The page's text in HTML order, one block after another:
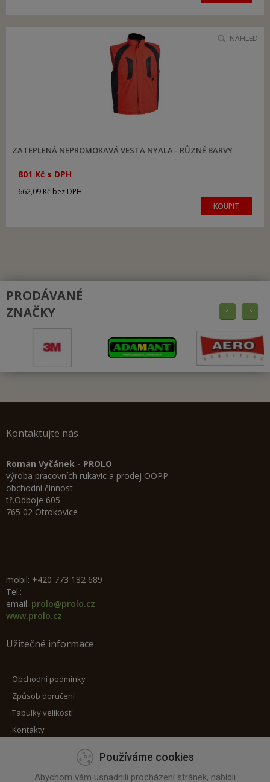
ZATEPLENÁ NEPROMOKAVÁ VESTA NYALA - RŮZNÉ BARVY
801 Kč s DPH
662,09 Kč bez DPH
KOUPIT
NÁHLED
PRODÁVANÉ
ZNAČKY
Kontaktujte nás
Roman Vyčánek - PROLO
výroba pracovních rukavic a prodej OOPP
obchodní činnost
tř.Odboje 605
765 02 Otrokovice
mobil: +420 773 182 689
Tel.:
email: prolo@prolo.cz
www.prolo.cz
Užitečné informace
Obchodní podmínky
Způsob doručení
Tabulky velikostí
Kontakty
Máte zájem o zaslání novinek?
Používáme cookies
Abychom vám usnadnili procházení stránek, nabídli